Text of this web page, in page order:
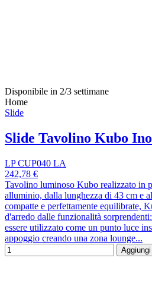
Disponibile in 2/3 settimane
Home
Slide
Slide Tavolino Kubo
LP CUP040 LA
242,78 €
Tavolino luminoso Kubo realizzato in
alluminio, dalla lunghezza di 43 cm e
compatte e perfettamente equilibrate,
d'arredo dalle funzionalità
essere utilizzato come un punto luce
appoggio creando una zona lounge...